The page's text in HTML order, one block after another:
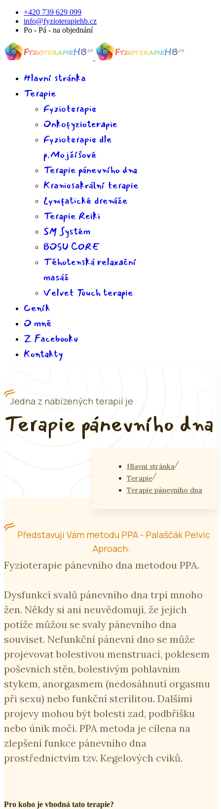
+420 739 629 099
info@fyzioterapiehb.cz
Po - Pá - na objednání
Hlavní stránka
Terapie
Fyzioterapie
Onkofyzioterapie
Fyzioterapie dle
p.Mojžíšové
Terapie pánevního dna
Kraniosakrální terapie
Lymfatické drenáže
Terapie Reiki
SM Systém
BOSU CORE
Těhotenská relaxační
masáž
Velvet Touch terapie
Ceník
O mně
Z Facebooku
Kontakty
Jedna z nabízených terapií je
Terapie pánevního dna
Hlavní stránka
Terapie
Terapie pánevního dna
Představuji Vám metodu PPA - Palaščák Pelvic
Aproach:
Fyzioterapie pánevního dna metodou PPA.
Dysfunkcí svalů pánevního dna trpí mnoho
žen. Někdy si ani neuvědomují, že jejich
potíže můžou se svaly pánevního dna
souviset. Nefunkční pánevní dno se může
projevovat bolestivou menstruací, poklesem
poševních stěn, bolestivým pohlavním
stykem, anorgasmem (nedosáhnutí orgasmu
při sexu) nebo funkční sterilitou. Dalšími
projevy mohou být bolesti zad, podbřišku
nebo únik moči. PPA metoda je cílena na
zlepšení funkce pánevního dna
prostřednictvím tzv. Kegelových cviků.
Pro koho je vhodná tato terapie?